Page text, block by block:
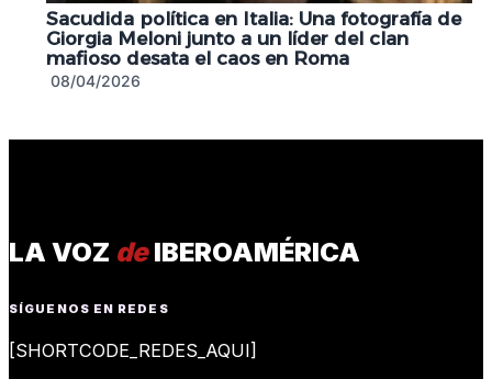
Sacudida política en Italia: Una fotografía de
Giorgia Meloni junto a un líder del clan
mafioso desata el caos en Roma
08/04/2026
LA VOZ deIBEROAMÉRICA
SÍGUENOS EN REDES
[SHORTCODE_REDES_AQUI]